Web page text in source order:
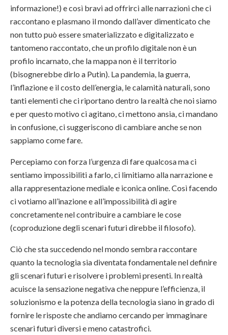
informazione!) e così bravi ad offrirci alle narrazioni che ci
raccontano e plasmano il mondo dall’aver dimenticato che
non tutto può essere smaterializzato e digitalizzato e
tantomeno raccontato, che un profilo digitale non è un
profilo incarnato, che la mappa non è il territorio
(bisognerebbe dirlo a Putin). La pandemia, la guerra,
l’inflazione e il costo dell’energia, le calamità naturali, sono
tanti elementi che ci riportano dentro la realtà che noi siamo
e per questo motivo ci agitano, ci mettono ansia, ci mandano
in confusione, ci suggeriscono di cambiare anche se non
sappiamo come fare.
Percepiamo con forza l’urgenza di fare qualcosa ma ci
sentiamo impossibiliti a farlo, ci limitiamo alla narrazione e
alla rappresentazione mediale e iconica online. Così facendo
ci votiamo all’inazione e all’impossibilità di agire
concretamente nel contribuire a cambiare le cose
(coproduzione degli scenari futuri direbbe il filosofo).
Ciò che sta succedendo nel mondo sembra raccontare
quanto la tecnologia sia diventata fondamentale nel definire
gli scenari futuri e risolvere i problemi presenti. In realtà
acuisce la sensazione negativa che neppure l’efficienza, il
soluzionismo e la potenza della tecnologia siano in grado di
fornire le risposte che andiamo cercando per immaginare
scenari futuri diversi e meno catastrofici.